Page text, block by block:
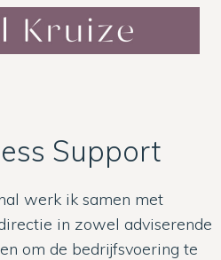
Support
werk ik samen met
in zowel adviserende
om de bedrijfsvoering te